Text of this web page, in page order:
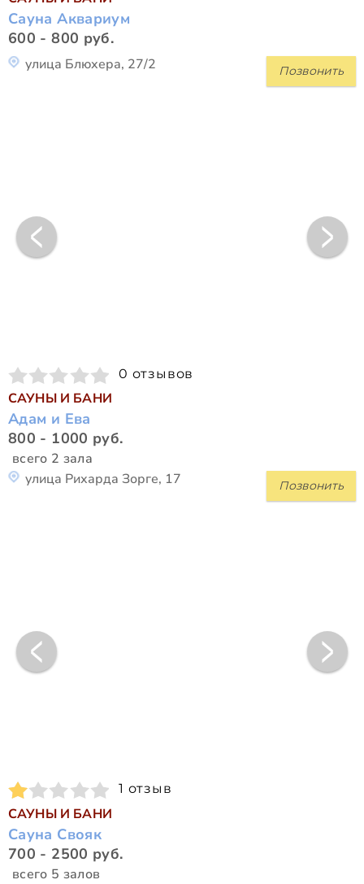
Сауна Аквариум
600 - 800 руб.
Позвонить
улица Блюхера, 27/2
0 отзывов
САУНЫ И БАНИ
Адам и Ева
800 - 1000 руб.
всего 2 зала
Позвонить
улица Рихарда Зорге, 17
1 отзыв
САУНЫ И БАНИ
Сауна Свояк
700 - 2500 руб.
всего 5 залов